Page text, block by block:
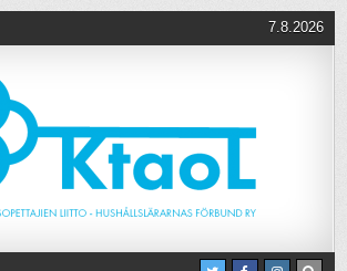
7.8.2026